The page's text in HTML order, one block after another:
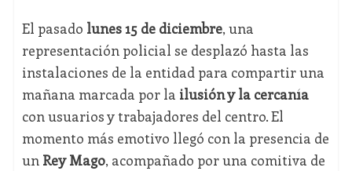
El pasado lunes 15 de diciembre, una
representación policial se desplazó hasta las
instalaciones de la entidad para compartir una
mañana marcada por la ilusión y la cercanía
con usuarios y trabajadores del centro. El
momento más emotivo llegó con la presencia de
un Rey Mago, acompañado por una comitiva de